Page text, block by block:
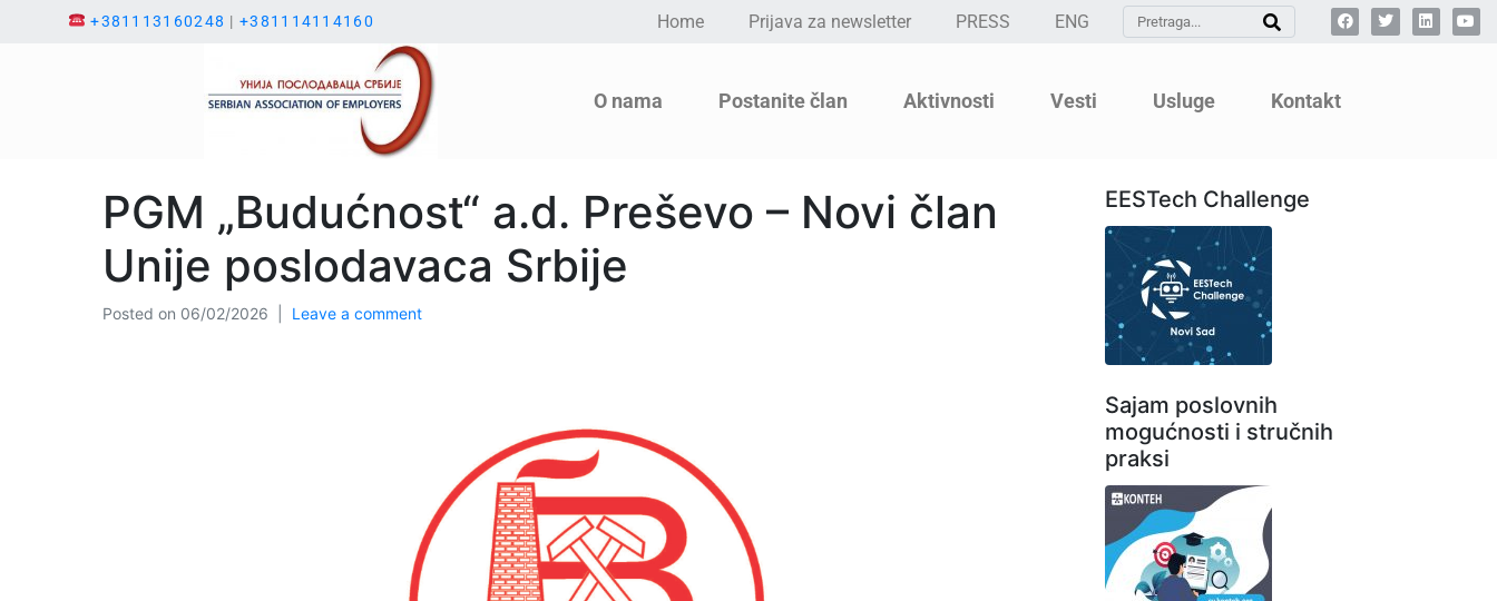
+381113160248 |+381114114160 Home Prijava za newsletter PRESS ENG
O nama Postanite član Aktivnosti Vesti Usluge Kontakt
PGM „Budućnost“ a.d. Preševo – Novi član
Unije poslodavaca Srbije
Posted on 06/02/2026 Leave a comment
EESTech Challenge
Sajam poslovnih
mogućnosti i stručnih
praksi